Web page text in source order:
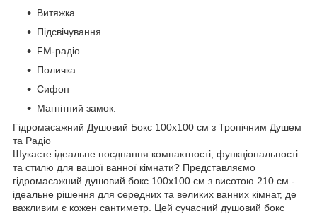
Витяжка
Підсвічування
FM-радіо
Поличка
Сифон
Магнітний замок.
Гідромасажний Душовий Бокс 100х100 см з Тропічним Душем
та Радіо
Шукаєте ідеальне поєднання компактності, функціональності
та стилю для вашої ванної кімнати? Представляємо
гідромасажний душовий бокс 100х100 см з висотою 210 см -
ідеальне рішення для середних та великих ванних кімнат, де
важливим є кожен сантиметр. Цей сучасний душовий бокс